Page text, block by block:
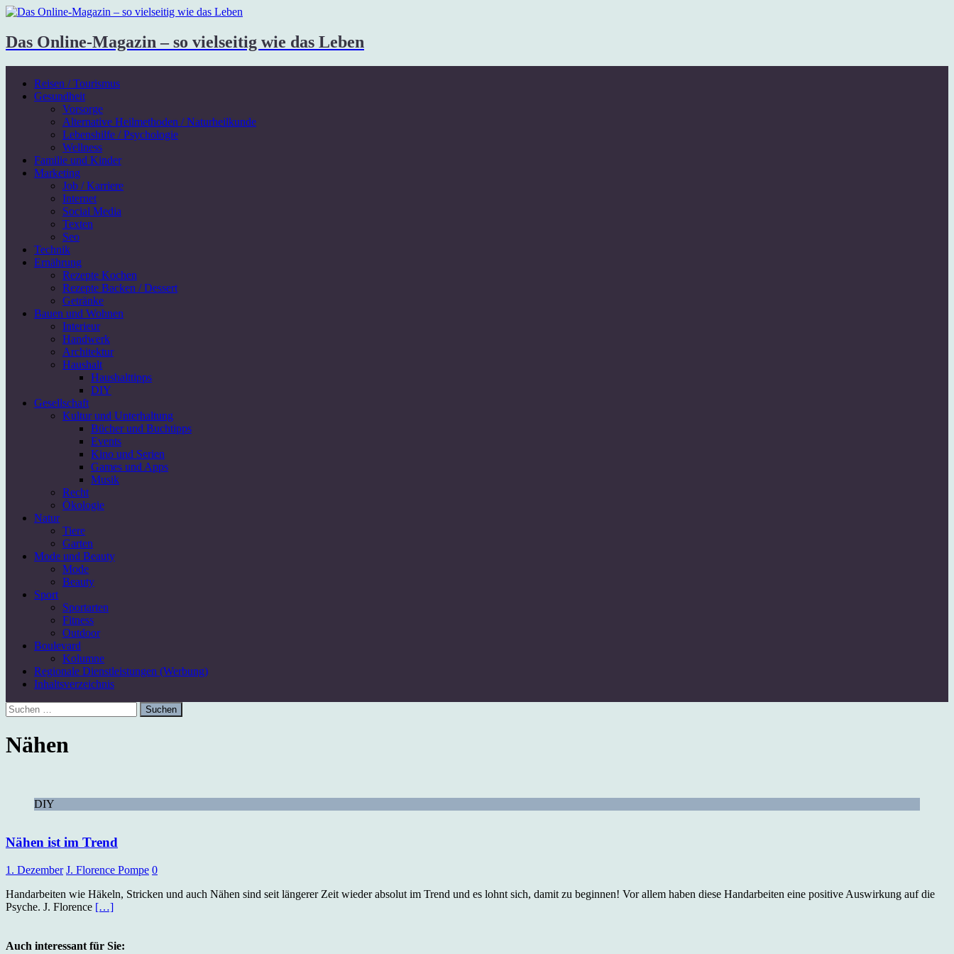
Das Online-Magazin – so vielseitig wie das Leben
Reisen / Tourismus
Gesundheit
Vorsorge
Alternative Heilmethoden / Naturheilkunde
Lebenshilfe / Psychologie
Wellness
Familie und Kinder
Marketing
Job / Karriere
Internet
Social Media
Texten
Seo
Technik
Ernährung
Rezepte Kochen
Rezepte Backen / Dessert
Getränke
Bauen und Wohnen
Interieur
Handwerk
Architektur
Haushalt
Haushalttipps
DIY
Gesellschaft
Kultur und Unterhaltung
Bücher und Buchtipps
Events
Kino und Serien
Games und Apps
Musik
Recht
Ökologie
Natur
Tiere
Garten
Mode und Beauty
Mode
Beauty
Sport
Sportarten
Fitness
Outdoor
Boulevard
Kolumne
Regionale Dienstleistungen (Werbung)
Inhaltsverzeichnis
Suchen
nach:
Nähen
DIY
Nähen ist im Trend
1. Dezember J. Florence Pompe 0
Handarbeiten wie Häkeln, Stricken und auch Nähen sind seit längerer Zeit wieder absolut im Trend und es lohnt sich, damit zu beginnen! Vor allem haben diese Handarbeiten eine positive Auswirkung auf die
Psyche. J. Florence […]
Auch interessant für Sie: